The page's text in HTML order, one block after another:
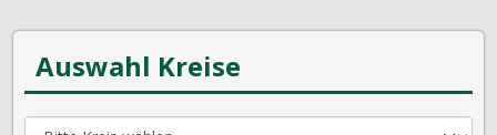
Auswahl Kreise